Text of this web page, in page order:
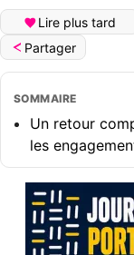
Lire plus tard
Partager
SOMMAIRE
Un retour
les